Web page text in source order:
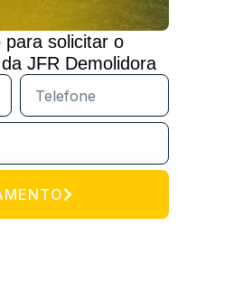
solicitar o
JFR Demolidora